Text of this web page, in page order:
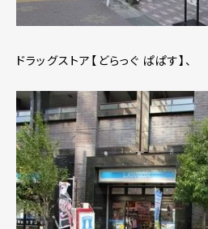
ドラッグストア【どらっぐ ぱぱす】、